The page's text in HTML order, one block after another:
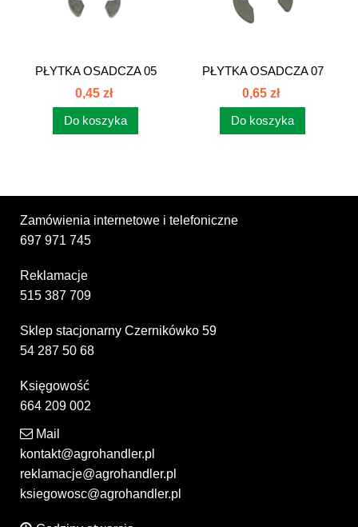
PŁYTKA OSADCZA 05
54/62-070/1...
0,45 zł
Do koszyka
PŁYTKA OSADCZA 07
54/62-070/3...
0,65 zł
Do koszyka
Zamówienia internetowe i telefoniczne
697 971 745
Reklamacje
515 387 709
Sklep stacjonarny Czernikówko 59
54 287 50 68
Księgowość
664 209 002
Mail
kontakt@agrohandler.pl
reklamacje@agrohandler.pl
ksiegowosc@agrohandler.pl